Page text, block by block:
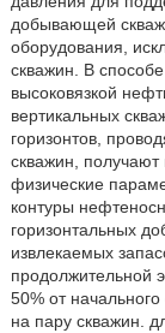
добывающей
оборудования,
скважин. В
высоковязкой
вертикальных
горизонтов,
скважин, получают
физические
контуры
горизонтальных
извлекаемых
продолжительной
50% от
на пару скважин.